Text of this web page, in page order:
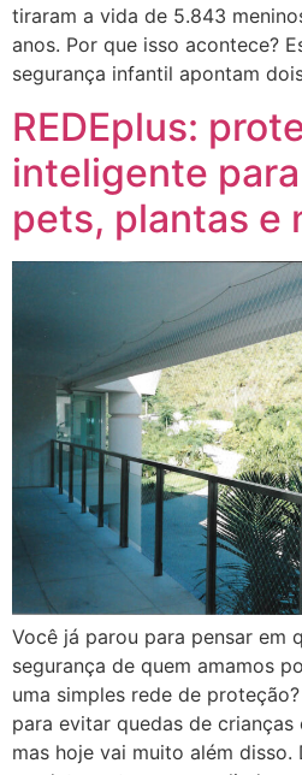
tiraram a vida de 5.843
anos. Por que isso acontece?
segurança infantil apontam
REDEplus:
inteligente
pets, plantas e
Você já parou para pensar em
segurança de quem amamos
uma simples rede de
para evitar quedas de crianças
mas hoje vai muito além